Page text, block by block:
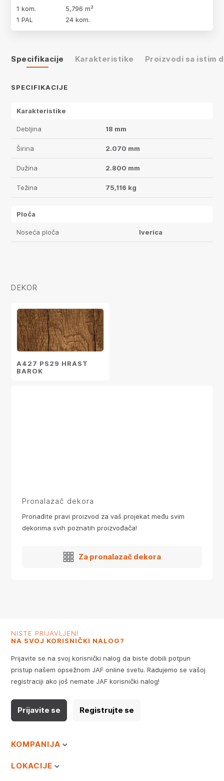
1 kom.
5,796 m²
1 PAL
24 kom.
Specifikacije Karakteristike Proizvodi sa istim
SPECIFIKACIJE
Karakteristike
Debljina 18 mm
Širina 2.070 mm
Dužina 2.800 mm
Težina 75,116 kg
Ploča
Noseća ploča Iverica
DEKOR
A427 PS29 HRAST
BAROK
Pronalazač dekora
Pronađite pravi proizvod za vaš projekat među svim
dekorima svih poznatih proizvođača!
Za pronalazač dekora
NISTE PRIJAVLJENI
NA SVOJ KORISNIČKI NALOG?
Prijavite se na svoj korisnički nalog da biste dobili potpun
pristup našem opsežnom JAF online svetu. Radujemo se vašoj
registraciji ako još nemate JAF korisnički nalog!
Prijavite se Registrujte se
KOMPANIJA
LOKACIJE